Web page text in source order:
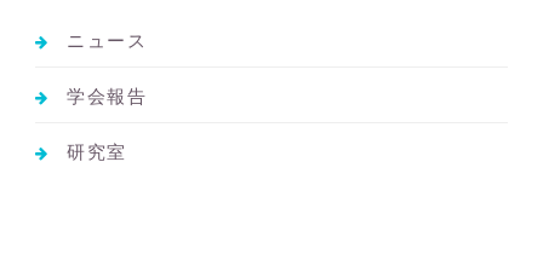
ニュース
学会報告
研究室